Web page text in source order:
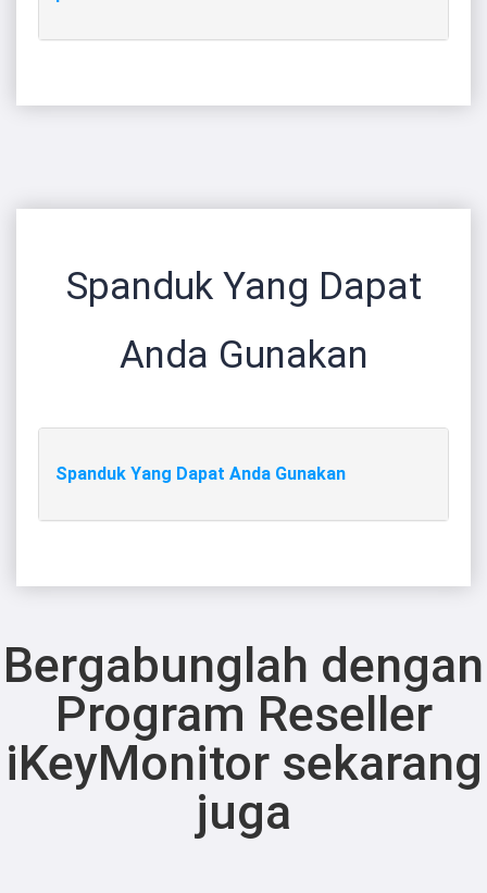
Spanduk Yang Dapat
Anda Gunakan
Spanduk Yang Dapat Anda Gunakan
Bergabunglah dengan
Program Reseller
iKeyMonitor sekarang
juga